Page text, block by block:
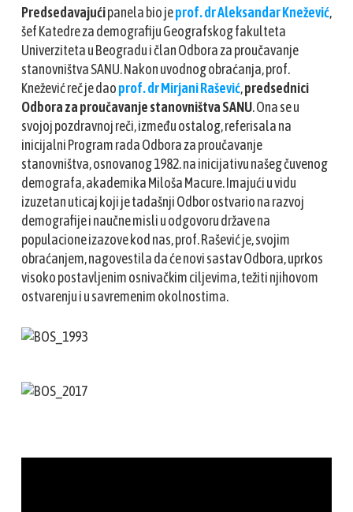
Predsedavajućipanela bio jeprof. dr Aleksandar Knežević,
šef Katedre za demografiju Geografskog fakulteta
Univerziteta u Beogradu i član Odbora za proučavanje
stanovništva SANU. Nakon uvodnog obraćanja, prof.
Knežević reč je daoprof. dr Mirjani Rašević,predsednici
Odbora za proučavanje stanovništva SANU. Ona se u
svojoj pozdravnoj reči, između ostalog, referisala na
inicijalni Program rada Odbora za proučavanje
stanovništva, osnovanog 1982. na inicijativu našeg čuvenog
demografa, akademika Miloša Macure. Imajući u vidu
izuzetan uticaj koji je tadašnji Odbor ostvario na razvoj
demografije i naučne misli u odgovoru države na
populacione izazove kod nas, prof. Rašević je, svojim
obraćanjem, nagovestila da će novi sastav Odbora, uprkos
visoko postavljenim osnivačkim ciljevima, težiti njihovom
ostvarenju i u savremenim okolnostima.